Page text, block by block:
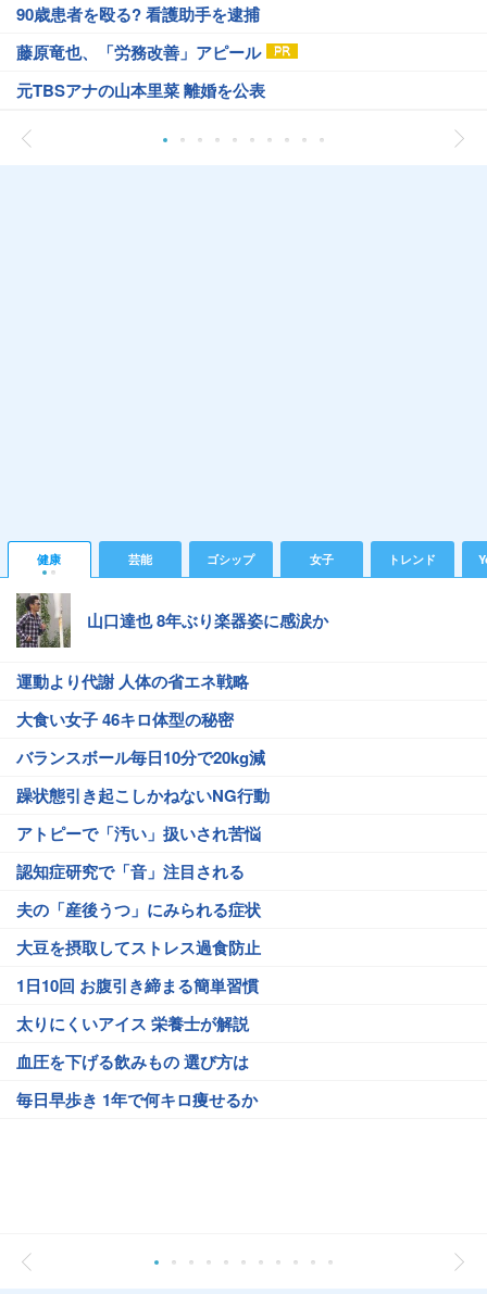
90歳患者を殴る? 看護助手を逮捕
藤原竜也、「労務改善」アピール
元TBSアナの山本里菜 離婚を公表
健康 芸能 ゴシップ 女子 トレンド
山口達也 8年ぶり楽器姿に感涙か
運動より代謝 人体の省エネ戦略
大食い女子 46キロ体型の秘密
バランスボール毎日10分で20kg減
躁状態引き起こしかねないNG行動
アトピーで「汚い」扱いされ苦悩
認知症研究で「音」注目される
夫の「産後うつ」にみられる症状
大豆を摂取してストレス過食防止
1日10回 お腹引き締まる簡単習慣
太りにくいアイス 栄養士が解説
血圧を下げる飲みもの 選び方は
毎日早歩き 1年で何キロ痩せるか